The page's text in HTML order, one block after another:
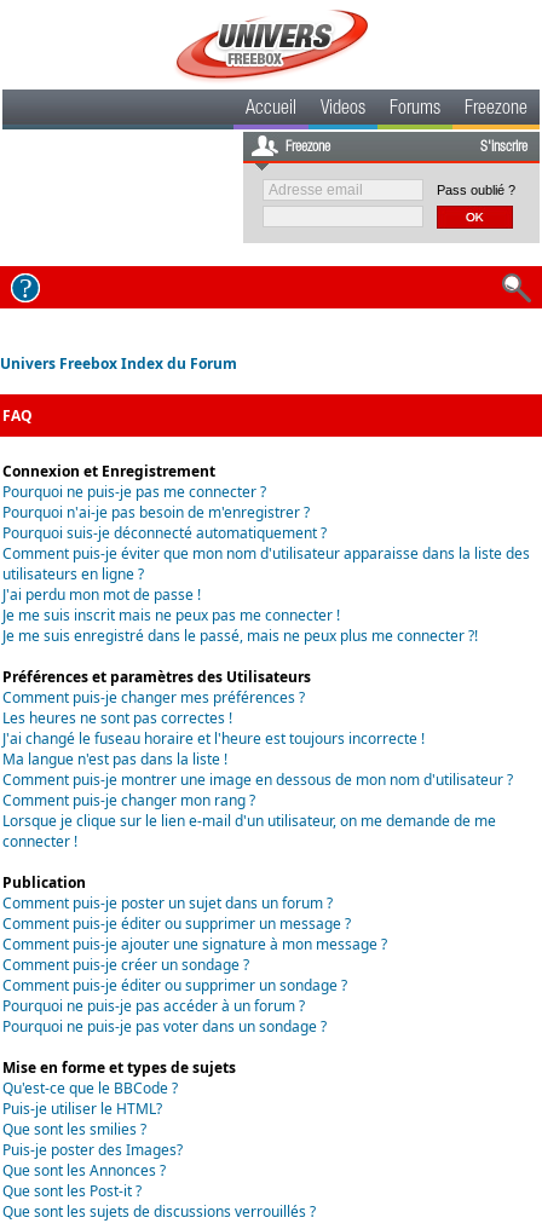
Accueil Videos Forums Freezone
Freezone S'inscrire
Pass oublié ?
Univers Freebox Index du Forum
FAQ
Connexion et Enregistrement
Pourquoi ne puis-je pas me connecter ?
Pourquoi n'ai-je pas besoin de m'enregistrer ?
Pourquoi suis-je déconnecté automatiquement ?
Comment puis-je éviter que mon nom d'utilisateur apparaisse dans la liste des
utilisateurs en ligne ?
J'ai perdu mon mot de passe !
Je me suis inscrit mais ne peux pas me connecter !
Je me suis enregistré dans le passé, mais ne peux plus me connecter ?!
Préférences et paramètres des Utilisateurs
Comment puis-je changer mes préférences ?
Les heures ne sont pas correctes !
J'ai changé le fuseau horaire et l'heure est toujours incorrecte !
Ma langue n'est pas dans la liste !
Comment puis-je montrer une image en dessous de mon nom d'utilisateur ?
Comment puis-je changer mon rang ?
Lorsque je clique sur le lien e-mail d'un utilisateur, on me demande de me
connecter !
Publication
Comment puis-je poster un sujet dans un forum ?
Comment puis-je éditer ou supprimer un message ?
Comment puis-je ajouter une signature à mon message ?
Comment puis-je créer un sondage ?
Comment puis-je éditer ou supprimer un sondage ?
Pourquoi ne puis-je pas accéder à un forum ?
Pourquoi ne puis-je pas voter dans un sondage ?
Mise en forme et types de sujets
Qu'est-ce que le BBCode ?
Puis-je utiliser le HTML?
Que sont les smilies ?
Puis-je poster des Images?
Que sont les Annonces ?
Que sont les Post-it ?
Que sont les sujets de discussions verrouillés ?